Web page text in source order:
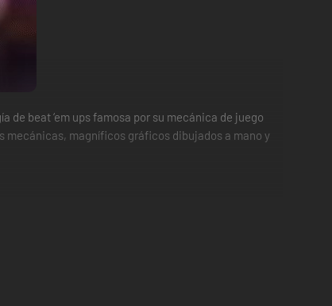
beat ‘em ups famosa por su mecánica de juego
mecánicas, magníficos gráficos dibujados a mano y
las calles. Con algunos movimientos nuevos y
de imprudentes criminales.